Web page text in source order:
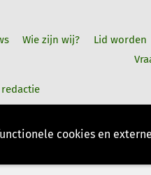
cookies en
Wie zijn wij? Lid worden